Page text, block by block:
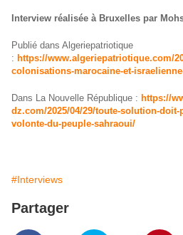
Interview réalisée à Bruxelles par
Publié dans Algeriepatriotique
: https://www.algeriepatriotique.com/
colonisations-marocaine-et-
Dans La Nouvelle République : https://
dz.com/2025/04/29/toute-solution-doit-
volonte-du-peuple-sahraoui/
#Interviews
Partager